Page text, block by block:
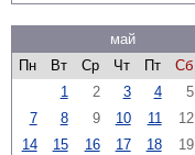
май
Пн
Вт Ср Чт Пт Сб
1
2 3 4 5
7
8 9 10 11 12
14
15 16 17 18 19